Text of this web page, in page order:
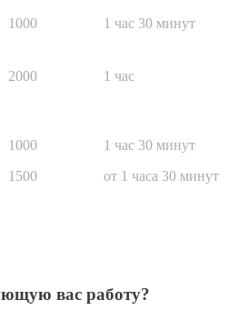
1000
1 час 30 минут
2000 1 час
1000
1500
1 час 30 минут
от 1 часа 30 минут
вас работу?